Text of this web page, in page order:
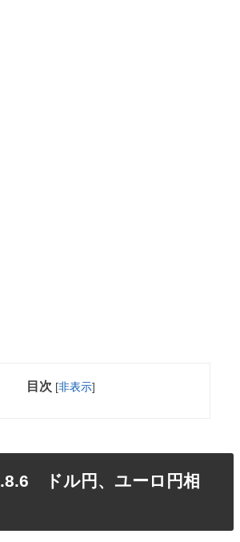
目次 [非表示]
ドル円、ユーロ円相